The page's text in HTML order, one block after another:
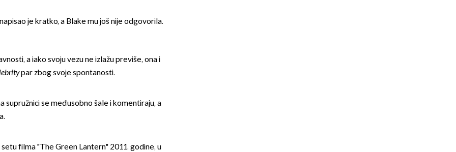
je kratko, a Blake mu još nije odgovorila.
a iako svoju vezu ne izlažu previše, ona i
par zbog svoje spontanosti.
supružnici se međusobno šale i komentiraju, a
filma "The Green Lantern" 2011. godine, u